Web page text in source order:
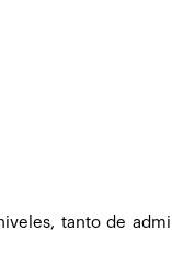
tanto de